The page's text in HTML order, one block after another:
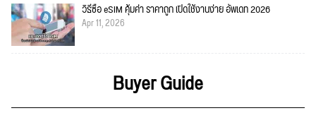
วิธีซื้อ eSIM คุ้มค่า ราคาถูก เปิดใช้งานง่าย อัพเดท 2026
Apr 11, 2026
Buyer Guide